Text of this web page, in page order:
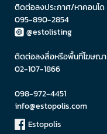
ติดต่อลงประกาศ/หาคอนโด
095-890-2854
@estolisting
ติดต่อลงสื่อหรือพื้นที่โฆษณา
02-107-1866
098-972-4451
info@estopolis.com
Estopolis